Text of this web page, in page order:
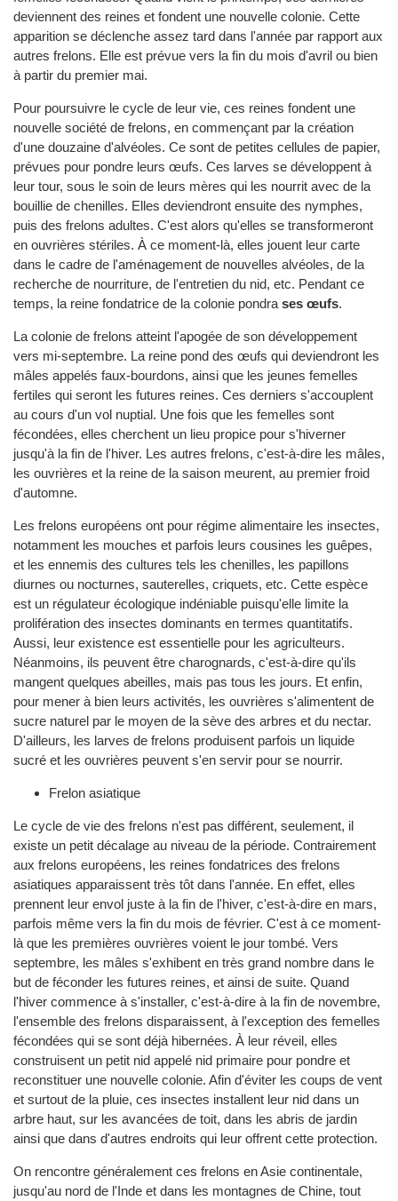
deviennent des reines et fondent une nouvelle colonie. Cette
apparition se déclenche assez tard dans l'année par rapport aux
autres frelons. Elle est prévue vers la fin du mois d'avril ou bien
à partir du premier mai.
Pour poursuivre le cycle de leur vie, ces reines fondent une
nouvelle société de frelons, en commençant par la création
d'une douzaine d'alvéoles. Ce sont de petites cellules de papier,
prévues pour pondre leurs œufs. Ces larves se développent à
leur tour, sous le soin de leurs mères qui les nourrit avec de la
bouillie de chenilles. Elles deviendront ensuite des nymphes,
puis des frelons adultes. C'est alors qu'elles se transformeront
en ouvrières stériles. À ce moment-là, elles jouent leur carte
dans le cadre de l'aménagement de nouvelles alvéoles, de la
recherche de nourriture, de l'entretien du nid, etc. Pendant ce
temps, la reine fondatrice de la colonie pondra ses œufs.
La colonie de frelons atteint l'apogée de son développement
vers mi-septembre. La reine pond des œufs qui deviendront les
mâles appelés faux-bourdons, ainsi que les jeunes femelles
fertiles qui seront les futures reines. Ces derniers s'accouplent
au cours d'un vol nuptial. Une fois que les femelles sont
fécondées, elles cherchent un lieu propice pour s'hiverner
jusqu'à la fin de l'hiver. Les autres frelons, c'est-à-dire les mâles,
les ouvrières et la reine de la saison meurent, au premier froid
d'automne.
Les frelons européens ont pour régime alimentaire les insectes,
notamment les mouches et parfois leurs cousines les guêpes,
et les ennemis des cultures tels les chenilles, les papillons
diurnes ou nocturnes, sauterelles, criquets, etc. Cette espèce
est un régulateur écologique indéniable puisqu'elle limite la
prolifération des insectes dominants en termes quantitatifs.
Aussi, leur existence est essentielle pour les agriculteurs.
Néanmoins, ils peuvent être charognards, c'est-à-dire qu'ils
mangent quelques abeilles, mais pas tous les jours. Et enfin,
pour mener à bien leurs activités, les ouvrières s'alimentent de
sucre naturel par le moyen de la sève des arbres et du nectar.
D'ailleurs, les larves de frelons produisent parfois un liquide
sucré et les ouvrières peuvent s'en servir pour se nourrir.
Frelon asiatique
Le cycle de vie des frelons n'est pas différent, seulement, il
existe un petit décalage au niveau de la période. Contrairement
aux frelons européens, les reines fondatrices des frelons
asiatiques apparaissent très tôt dans l'année. En effet, elles
prennent leur envol juste à la fin de l'hiver, c'est-à-dire en mars,
parfois même vers la fin du mois de février. C'est à ce moment-
là que les premières ouvrières voient le jour tombé. Vers
septembre, les mâles s'exhibent en très grand nombre dans le
but de féconder les futures reines, et ainsi de suite. Quand
l'hiver commence à s'installer, c'est-à-dire à la fin de novembre,
l'ensemble des frelons disparaissent, à l'exception des femelles
fécondées qui se sont déjà hibernées. À leur réveil, elles
construisent un petit nid appelé nid primaire pour pondre et
reconstituer une nouvelle colonie. Afin d'éviter les coups de vent
et surtout de la pluie, ces insectes installent leur nid dans un
arbre haut, sur les avancées de toit, dans les abris de jardin
ainsi que dans d'autres endroits qui leur offrent cette protection.
On rencontre généralement ces frelons en Asie continentale,
jusqu'au nord de l'Inde et dans les montagnes de Chine, tout